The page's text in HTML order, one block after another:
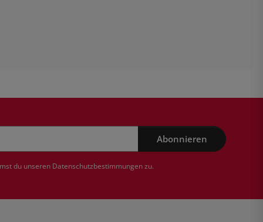
Abonnieren
du unseren Datenschutzbestimmungenzu.